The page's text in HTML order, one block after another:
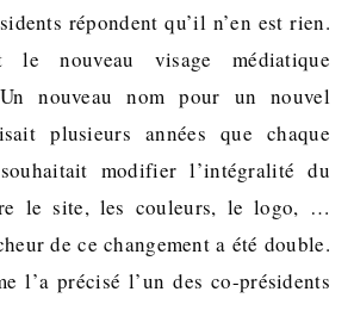
répondent qu’il n’en est rien.
le nouveau visage médiatique
nouveau nom pour un nouvel
plusieurs années que chaque
modifier l’intégralité du
le site, les couleurs, le logo, …
de ce changement a été double.
l’a précisé l’un des co-présidents